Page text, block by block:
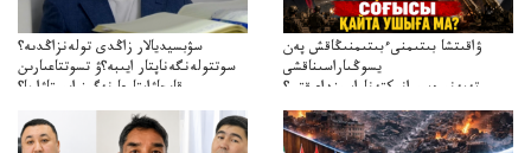
سۋبسيديالار زاڭدى تولەنزاڭدىە؟
سوتتولەنگەناپتار ايىبە؟ۋ تسوتتاعىارىن
قايجاۋاپتارعا نەگىز ايىپتاۋا ما؟
تۇجىرىمدارىنقايتاقاراۋعانەگىزبولاالاما؟
ۋاقىتشا بىتىمنىءبىتىمنىڭاقش پەن
يسوڭىاراسىناقشى
تەپەنىرەسيرانىكتەناراسىنداعىقتى؟
تەكەتىرەسنەلىكتەنقايتاۋشىقتى؟